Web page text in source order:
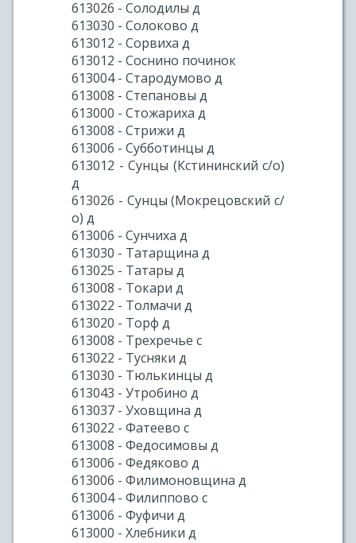
613026 - Солодилы д
613030 - Солоково д
613012 - Сорвиха д
613012 - Соснино починок
613004 - Стародумово д
613008 - Степановы д
613000 - Стожариха д
613008 - Стрижи д
613006 - Субботинцы д
613012 - Сунцы (Кстининский с/о)
д
613026 - Сунцы (Мокрецовский с/
о) д
613006 - Сунчиха д
613030 - Татарщина д
613025 - Татары д
613008 - Токари д
613022 - Толмачи д
613020 - Торф д
613008 - Трехречье с
613022 - Тусняки д
613030 - Тюлькинцы д
613043 - Утробино д
613037 - Уховщина д
613022 - Фатеево с
613008 - Федосимовы д
613006 - Федяково д
613006 - Филимоновщина д
613004 - Филиппово с
613006 - Фуфичи д
613000 - Хлебники д